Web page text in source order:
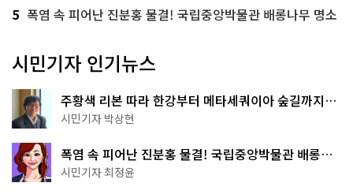
5 폭염 속 피어난 진분홍 물결! 국립중앙박물관 배롱나무 명소
시민기자 인기뉴스
주황색 리본 따라 한강부터 메타세쿼이아 숲길까지…
서울둘레길 15코스
시민기자 박상현
폭염 속 피어난 진분홍 물결! 국립중앙박물관 배롱나
무 명소
시민기자 최정윤